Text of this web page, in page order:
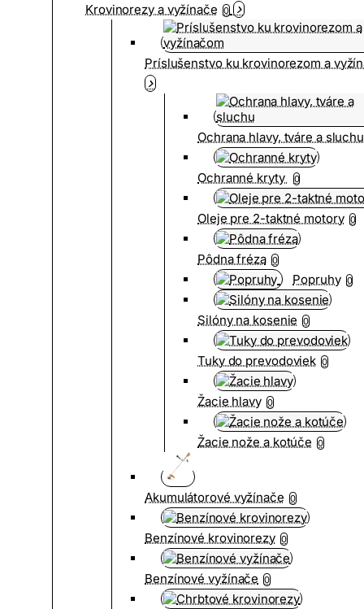
Krovinorezy a vyžínače 0
Príslušenstvo ku krovinorezom a
Ochrana hlavy, tváre a sluchu
Ochranné kryty 0
Oleje pre 2-taktné motory 0
Pôdna fréza 0
Popruhy 0
Silóny na kosenie 0
Tuky do prevodoviek 0
Žacie hlavy 0
Žacie nože a kotúče 0
Akumulátorové vyžínače 0
Benzínové krovinorezy 0
Benzínové vyžínače 0